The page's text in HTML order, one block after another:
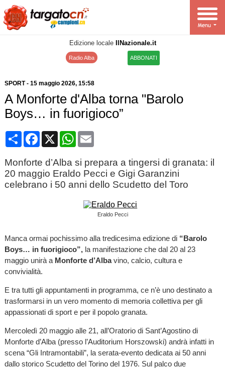
Edizione locale IlNazionale.it
Radio Alba ABBONATI
SPORT- 15 maggio 2026, 15:58
A Monforte d'Alba torna "Barolo
Boys… in fuorigioco”
CondividiFacebook
X WhatsApp
Email
Monforte d’Alba si prepara a tingersi di granata: il
20 maggio Eraldo Pecci e Gigi Garanzini
celebrano i 50 anni dello Scudetto del Toro
Eraldo Pecci
Manca ormai pochissimo alla tredicesima edizione di “Barolo
Boys… in fuorigioco”,la manifestazione che dal 20 al 23
maggio unirà a Monforte d’Albavino, calcio, cultura e
convivialità.
E tra tutti gli appuntamenti in programma, ce n’è uno destinato a
trasformarsi in un vero momento di memoria collettiva per gli
appassionati di sport e per il popolo granata.
Mercoledì 20 maggio alle 21, all’Oratorio di Sant’Agostino di
Monforte d’Alba (presso l’Auditorium Horszowski) andrà infatti in
scena “Gli Intramontabili”, la serata-evento dedicata ai 50 anni
dallo storico Scudetto del Torino del 1976. Sul palco due